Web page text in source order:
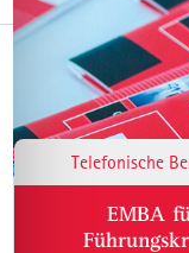
Telefonische
EMBA